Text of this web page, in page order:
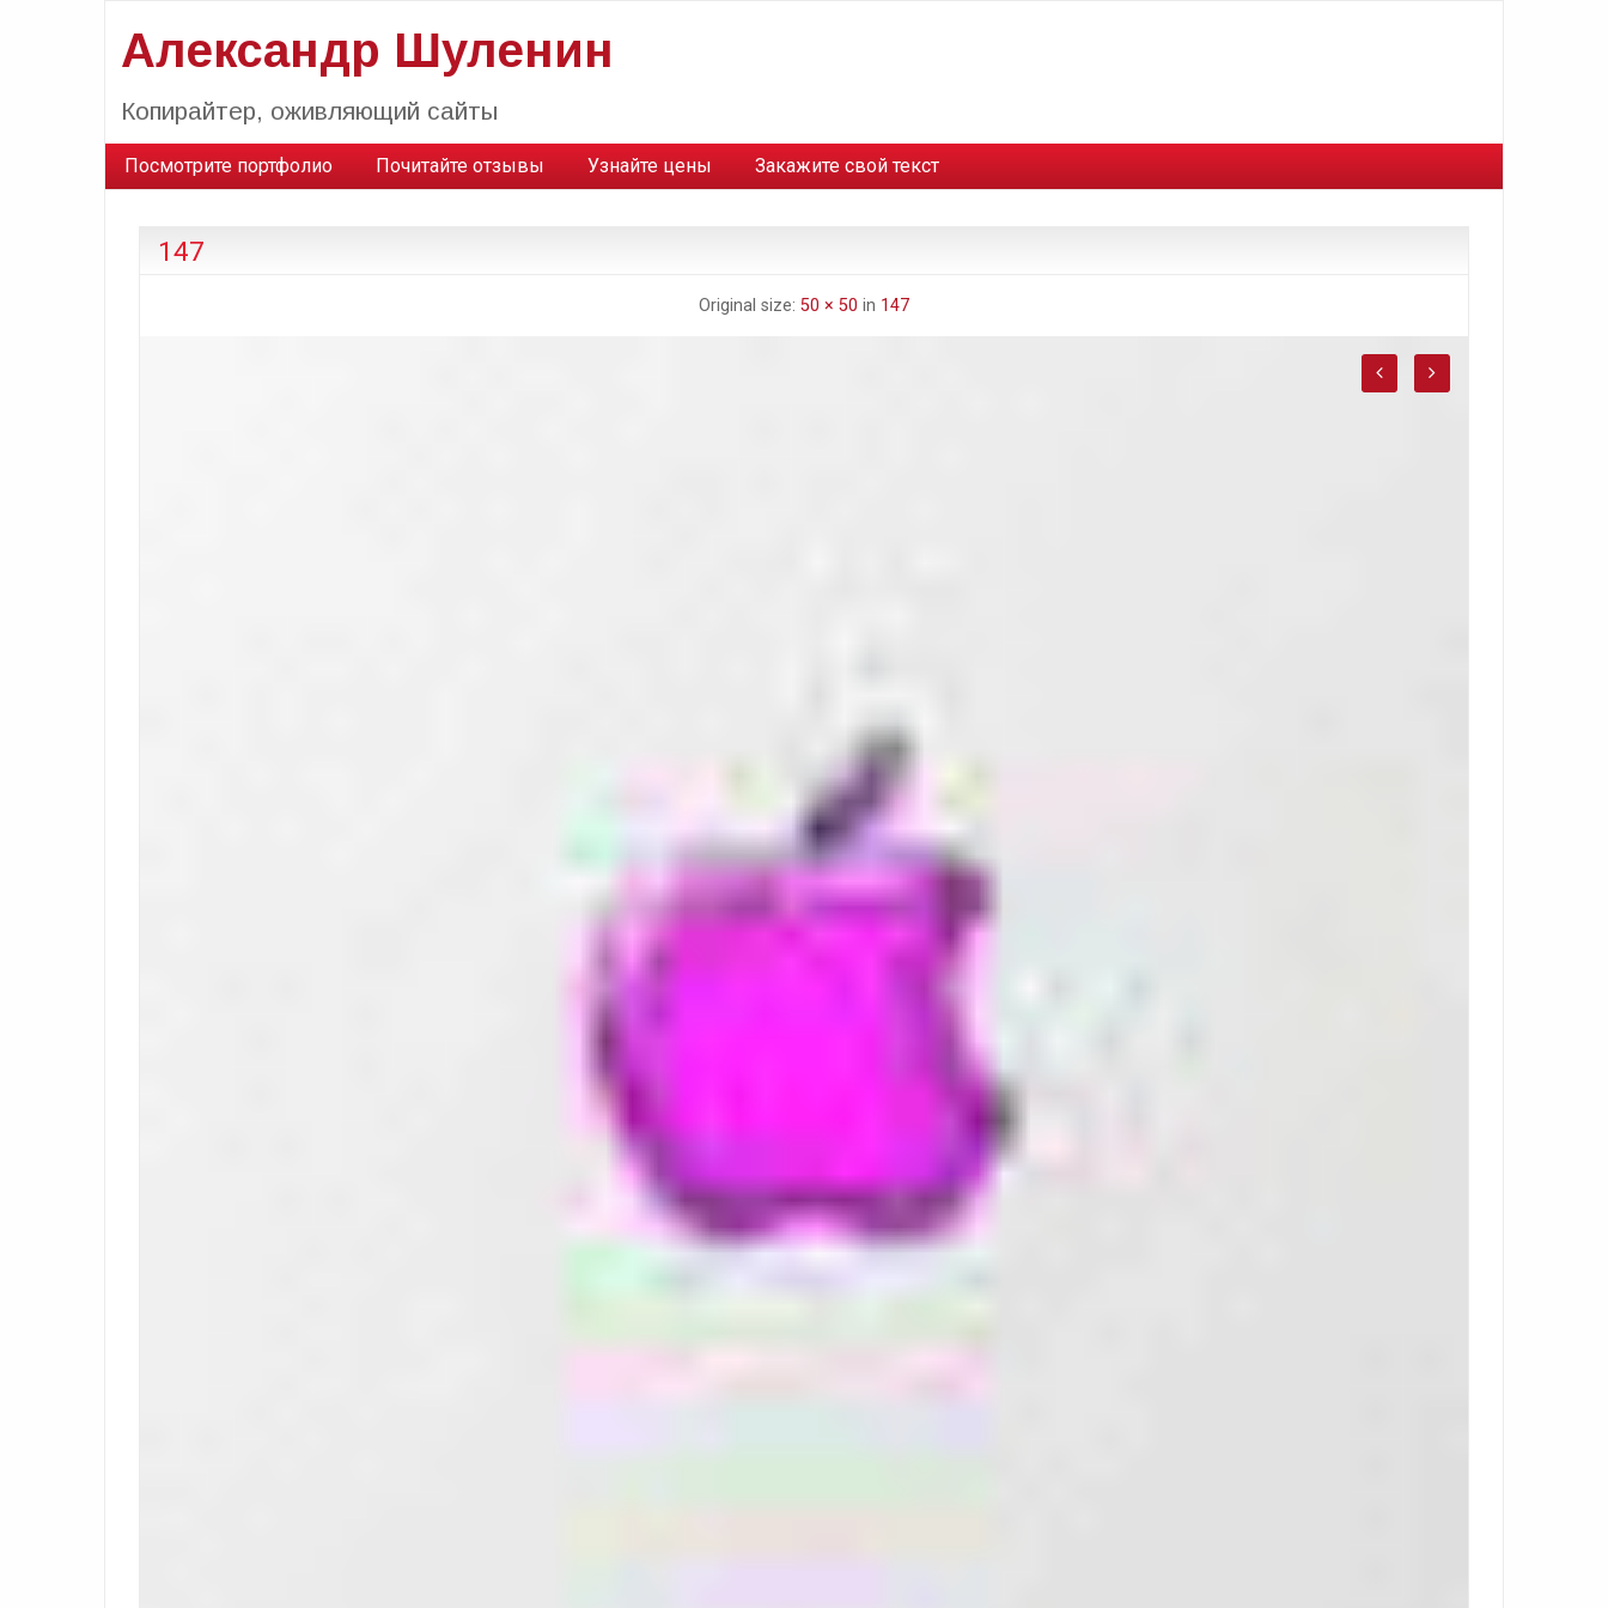
Александр Шуленин
Копирайтер, оживляющий сайты
Посмотрите портфолио Почитайте отзывы Узнайте цены Закажите свой текст
147
Original size: 50 × 50 in 147